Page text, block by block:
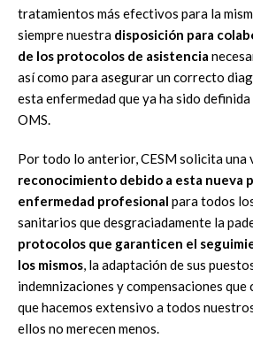
tratamientos más efectivos para la
siempre nuestra disposición para
de los protocolos de asistencia
así como para asegurar un correcto
esta enfermedad que ya ha sido
OMS.
Por todo lo anterior, CESM solicita una
reconocimiento debido a esta nueva
enfermedad profesional para todos
sanitarios que desgraciadamente la
protocolos que garanticen el
los mismos, la adaptación de sus
indemnizaciones y compensaciones
que hacemos extensivo a todos
ellos no merecen menos.